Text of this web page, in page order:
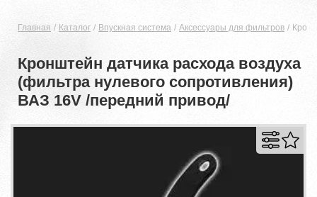
Главная Каталог Впускная система Аксессуары для фильтров
Кронштейн датчика расхода воздуха
(фильтра нулевого сопротивления)
ВАЗ 16V /передний привод/